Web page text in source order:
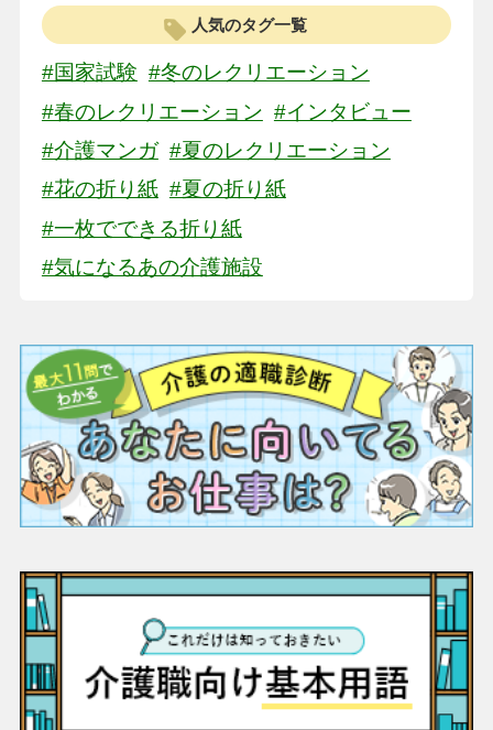
人気のタグ一覧
#国家試験 #冬のレクリエーション
#春のレクリエーション #インタビュー
#介護マンガ #夏のレクリエーション
#花の折り紙 #夏の折り紙
#一枚でできる折り紙
#気になるあの介護施設